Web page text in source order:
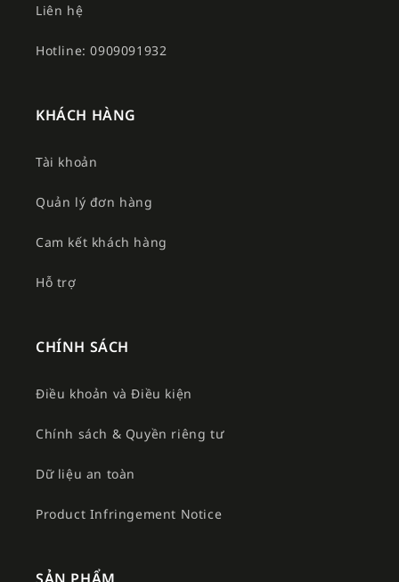
Liên hệ
Hotline: 0909091932
KHÁCH HÀNG
Tài khoản
Quản lý đơn hàng
Cam kết khách hàng
Hỗ trợ
CHÍNH SÁCH
Điều khoản và Điều kiện
Chính sách & Quyền riêng tư
Dữ liệu an toàn
Product Infringement Notice